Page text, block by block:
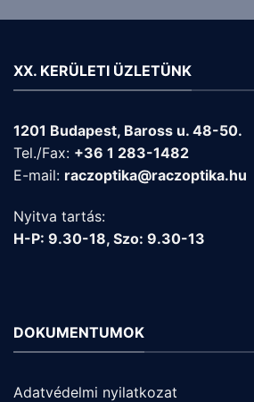
XX. KERÜLETI ÜZLETÜNK
1201 Budapest, Baross u. 48-50.
Tel./Fax: +36 1 283-1482
E-mail: raczoptika@raczoptika.hu
Nyitva tartás:
H-P: 9.30-18, Szo: 9.30-13
DOKUMENTUMOK
Adatvédelmi nyilatkozat